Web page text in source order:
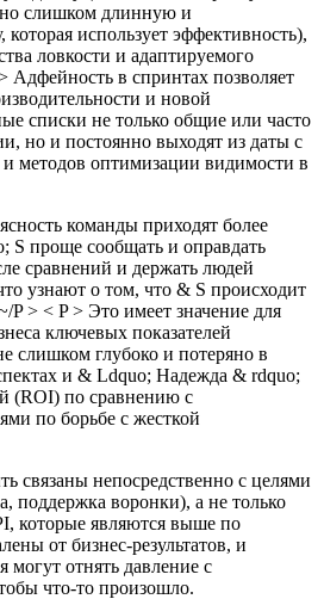
слишком длинную и
использует эффективность),
ловкости и адаптируемого
Адфейность в спринтах позволяет
и новой
списки не только общие или часто
но и постоянно выходят из даты с
методов оптимизации видимости в
команды приходят более
S проще сообщать и оправдать
сравнений и держать людей
узнают о том, что & S происходит
P > < P > Это имеет значение для
ключевых показателей
слишком глубоко и потеряно в
и ​​& Ldquo; Надежда & rdquo;
(ROI) по сравнению с
по борьбе с жесткой
связаны непосредственно с целями
поддержка воронки), а не только
которые являются выше по
от бизнес-результатов, и
отнять давление с
что-то произошло.